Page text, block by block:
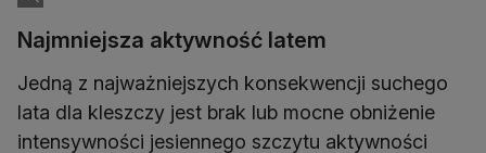
Najmniejsza aktywność latem
Jedną z najważniejszych konsekwencji suchego
lata dla kleszczy jest brak lub mocne obniżenie
intensywności jesiennego szczytu aktywności